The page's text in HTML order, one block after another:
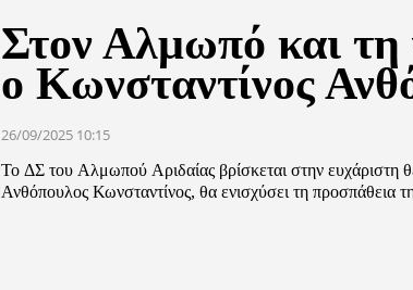
Στον Αλμωπό και τη
ο Κωνσταντίνος
26/09/2025 10:15
Το ΔΣ του Αλμωπού Αριδαίας βρίσκεται στην ευχάριστη
Ανθόπουλος Κωνσταντίνος, θα ενισχύσει τη προσπάθεια